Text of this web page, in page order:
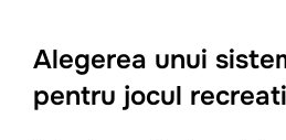
Alegerea unui
pentru jocul